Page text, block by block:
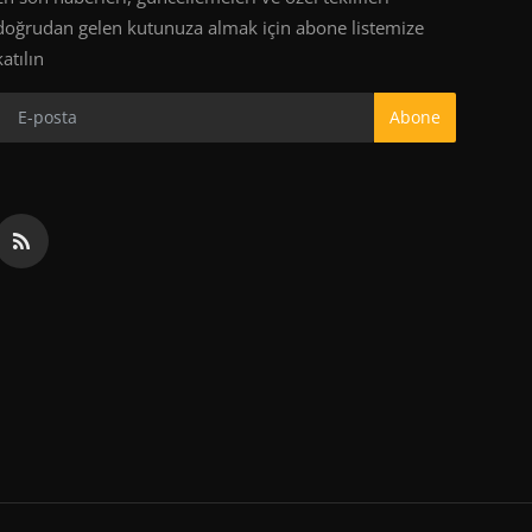
gelen kutunuza almak için abone listemize
Abone